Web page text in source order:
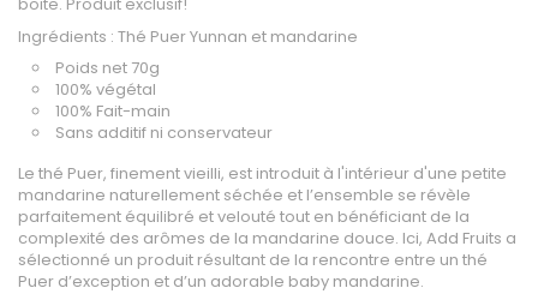
Ingrédients : Thé Puer Yunnan et mandarine
Poids net 70g
100% végétal
100% Fait-main
Sans additif ni conservateur
Le thé Puer, finement vieilli, est introduit à l'intérieur d'une petite
mandarine naturellement séchée et l’ensemble se révèle
parfaitement équilibré et velouté tout en bénéficiant de la
complexité des arômes de la mandarine douce. Ici, Add Fruits a
sélectionné un produit résultant de la rencontre entre un thé
Puer d’exception et d’un adorable baby mandarine.